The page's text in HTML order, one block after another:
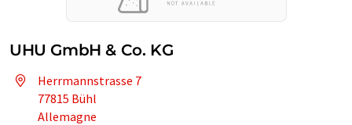
UHU GmbH & Co. KG
Herrmannstrasse 7
77815 Bühl
Allemagne